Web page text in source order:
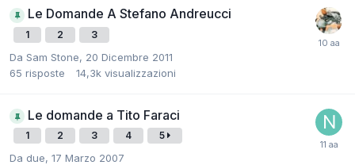
Le Domande A Stefano Andreucci
1 2 3
Da Sam Stone, 20 Dicembre 2011
65 risposte 14,3k visualizzazioni
Le domande a Tito Faraci
1 2 3 4 5
Da due, 17 Marzo 2007